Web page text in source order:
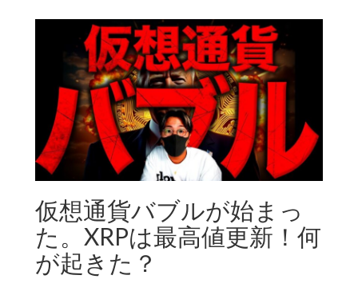
仮想通貨バブルが始まっ
た。XRPは最高値更新！何
が起きた？